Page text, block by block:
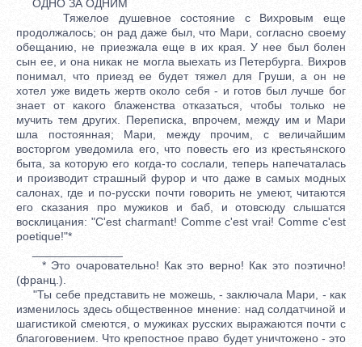
ОДНО ЗА ОДНИМ
Тяжелое душевное состояние с Вихровым еще
продолжалось; он рад даже был, что Мари, согласно своему
обещанию, не приезжала еще в их края. У нее был болен
сын ее, и она никак не могла выехать из Петербурга. Вихров
понимал, что приезд ее будет тяжел для Груши, а он не
хотел уже видеть жертв около себя - и готов был лучше бог
знает от какого блаженства отказаться, чтобы только не
мучить тем других. Переписка, впрочем, между им и Мари
шла постоянная; Мари, между прочим, с величайшим
восторгом уведомила его, что повесть его из крестьянского
быта, за которую его когда-то сослали, теперь напечаталась
и производит страшный фурор и что даже в самых модных
салонах, где и по-русски почти говорить не умеют, читаются
его сказания про мужиков и баб, и отовсюду слышатся
восклицания: "C'est charmant! Comme c'est vrai! Comme c'est
poetique!"*
* Это очаровательно! Как это верно! Как это поэтично!
(франц.).
"Ты себе представить не можешь, - заключала Мари, - как
изменилось здесь общественное мнение: над солдатчиной и
шагистикой смеются, о мужиках русских выражаются почти с
благоговением. Что крепостное право будет уничтожено - это